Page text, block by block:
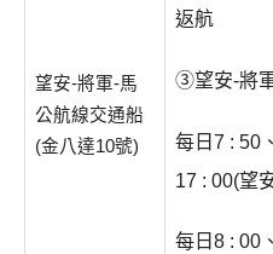
望安-將軍-馬
公航線交通船
(金八達10號)
返航
③望安-將
每日7 : 50
17 : 00(望
每日8 : 00